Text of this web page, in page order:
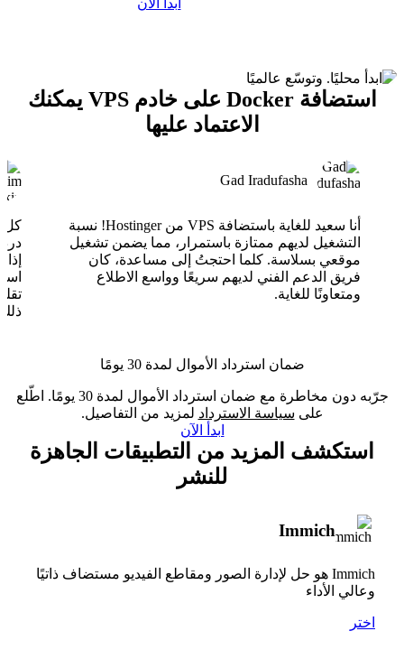
ابدأ الآن
استضافة Docker على خادم VPS يمكنك
الاعتماد عليها
Gad Iradufasha
أنا سعيد للغاية باستضافة VPS من Hostinger! نسبة
التشغيل لديهم ممتازة باستمرار، مما يضمن تشغيل
موقعي بسلاسة. كلما احتجتُ إلى مساعدة، كان
فريق الدعم الفني لديهم سريعًا وواسع الاطلاع
ومتعاونًا للغاية.
ضمان استرداد الأموال لمدة 30 يومًا
جرّبه دون مخاطرة مع ضمان استرداد الأموال لمدة 30 يومًا. اطّلع
على سياسة الاسترداد لمزيد من التفاصيل.
ابدأ الآن
استكشف المزيد من التطبيقات الجاهزة
للنشر
Immich
Immich هو حل لإدارة الصور ومقاطع الفيديو مستضاف ذاتيًا
وعالي الأداء
اختر